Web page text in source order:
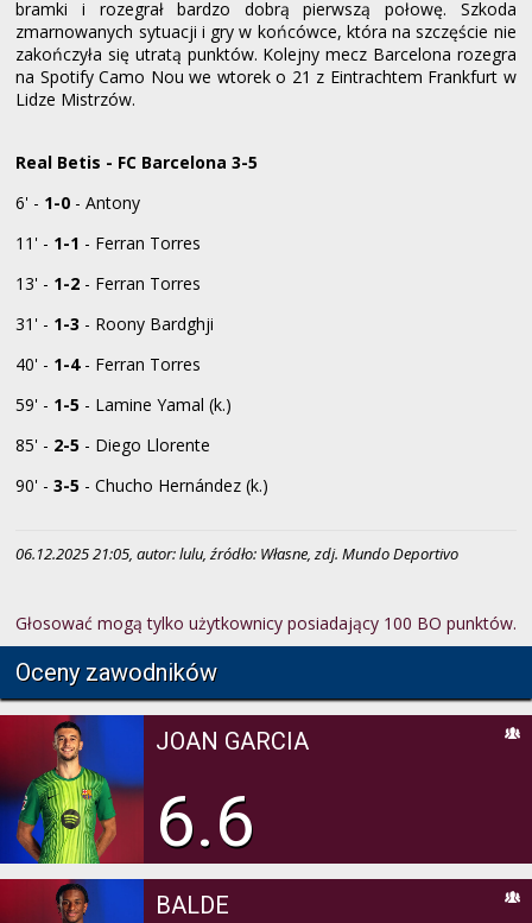
bramki i rozegrał bardzo dobrą pierwszą połowę. Szkoda
zmarnowanych sytuacji i gry w końcówce, która na szczęście nie
zakończyła się utratą punktów. Kolejny mecz Barcelona rozegra
na Spotify Camo Nou we wtorek o 21 z Eintrachtem Frankfurt w
Lidze Mistrzów.
Real Betis - FC Barcelona 3-5
6' - 1-0 - Antony
11' - 1-1 - Ferran Torres
13' - 1-2 - Ferran Torres
31' - 1-3 - Roony Bardghji
40' - 1-4- Ferran Torres
59' - 1-5 - Lamine Yamal (k.)
85' - 2-5 - Diego Llorente
90' -3-5 - Chucho Hernández (k.)
06.12.2025 21:05, autor: lulu, źródło: Własne, zdj. Mundo Deportivo
Głosować mogą tylko użytkownicy posiadający 100 BO punktów.
Oceny zawodników
JOAN GARCIA
6.6
BALDE